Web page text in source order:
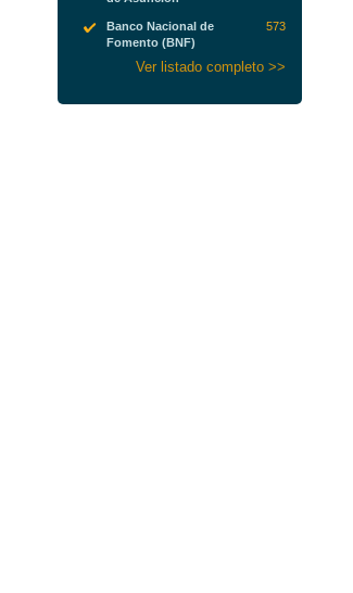
Banco Nacional de
Fomento (BNF)
573
Ver listado completo >>